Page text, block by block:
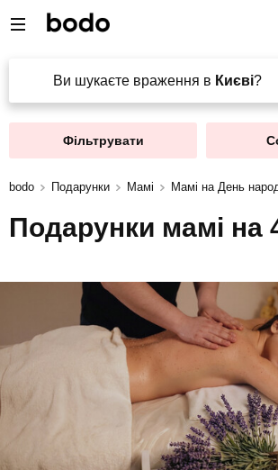
Ви шукаєте враження в Києві?
Фільтрувати
bodo Подарунки Мамі Мамі на День
Подарунки мамі на